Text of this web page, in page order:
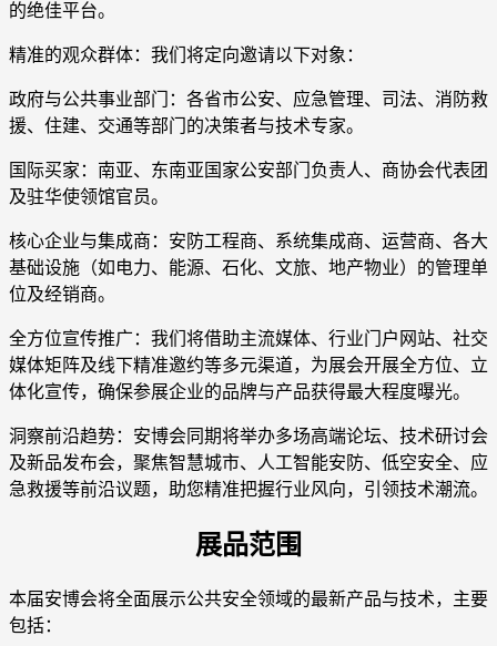
的绝佳平台。
精准的观众群体：我们将定向邀请以下对象：
政府与公共事业部门：各省市公安、应急管理、司法、消防救
援、住建、交通等部门的决策者与技术专家。
国际买家：南亚、东南亚国家公安部门负责人、商协会代表团
及驻华使领馆官员。
核心企业与集成商：安防工程商、系统集成商、运营商、各大
基础设施（如电力、能源、石化、文旅、地产物业）的管理单
位及经销商。
全方位宣传推广：我们将借助主流媒体、行业门户网站、社交
媒体矩阵及线下精准邀约等多元渠道，为展会开展全方位、立
体化宣传，确保参展企业的品牌与产品获得最大程度曝光。
洞察前沿趋势：安博会同期将举办多场高端论坛、技术研讨会
及新品发布会，聚焦智慧城市、人工智能安防、低空安全、应
急救援等前沿议题，助您精准把握行业风向，引领技术潮流。
展品范围
本届安博会将全面展示公共安全领域的最新产品与技术，主要
包括：